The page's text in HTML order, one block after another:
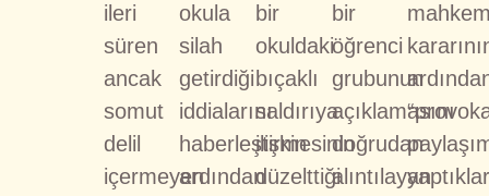
ileri
süren
ancak
somut
delil
içermeyen
okula
silah
getirdiği
iddialarını
haberleştirmesinin
ardından
bir
okuldaki
bıçaklı
saldırıya
ilişkin
düzelttiği
bir
öğrenci
grubunun
açıklamasını
doğrudan
alıntılayan